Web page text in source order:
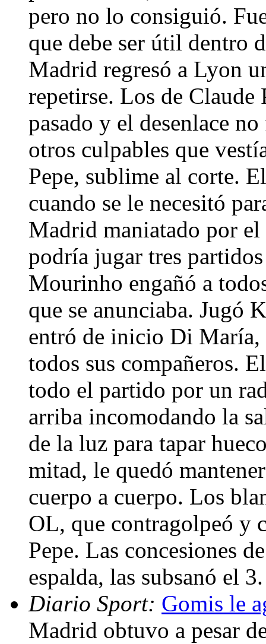
pero no lo consiguió.
que debe ser útil dentro
Madrid regresó a Lyon
repetirse. Los de Claude
pasado y el desenlace
otros culpables que
Pepe, sublime al corte.
cuando se le necesitó
Madrid maniatado por
podría jugar tres
Mourinho engañó a
que se anunciaba. Jugó
entró de inicio Di
todos sus compañeros.
todo el partido por un
arriba incomodando la
de la luz para tapar
mitad, le quedó
cuerpo a cuerpo. Los
OL, que contragolpeó y
Pepe. Las concesiones
espalda, las subsanó el
Diario Sport: Gomis le
Madrid obtuvo a pesar